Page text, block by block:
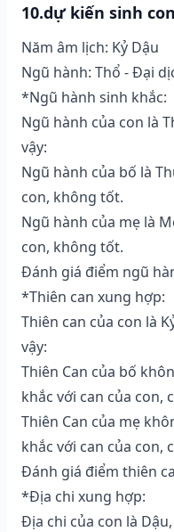
10.dự kiến sinh
Năm âm lịch: Kỷ Dậu
Ngũ hành: Thổ - Đại
*Ngũ hành sinh khắc:
Ngũ hành của con là
vậy:
Ngũ hành của bố là
con, không tốt.
Ngũ hành của mẹ là
con, không tốt.
Đánh giá điểm ngũ
*Thiên can xung hợp:
Thiên can của con là
vậy:
Thiên Can của bố
khắc với can của con,
Thiên Can của mẹ
khắc với can của con,
Đánh giá điểm thiên
*Địa chi xung hợp:
Địa chi của con là